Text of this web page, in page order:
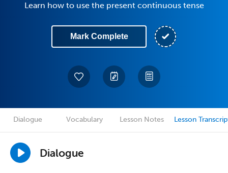
Learn how to use the present continuous tense
Mark Complete
Dialogue Vocabulary Lesson Notes Lesson
Dialogue